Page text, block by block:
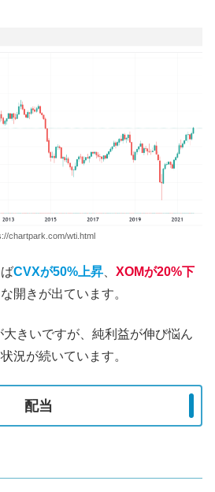
chartpark.com/wti.html
CVXが50%上昇
XOMが20%下
開きが出ています。
きいですが、純利益が伸び悩ん
況が続いています。
配当